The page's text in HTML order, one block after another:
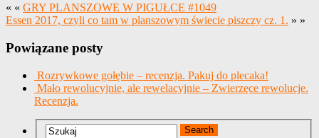
« « GRY PLANSZOWE W PIGUŁCE #1049
Essen 2017, czyli co tam w planszowym świecie piszczy cz. 1. » »
Powiązane posty
Rozrywkowe gołębie – recenzja. Pakuj do plecaka!
Mało rewolucyjnie, ale rewelacyjnie – Zwierzęce rewolucje.
Recenzja.